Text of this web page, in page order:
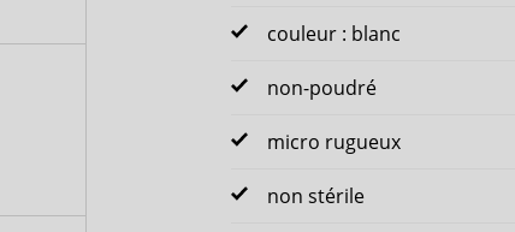
couleur : blanc
non-poudré
micro rugueux
non stérile